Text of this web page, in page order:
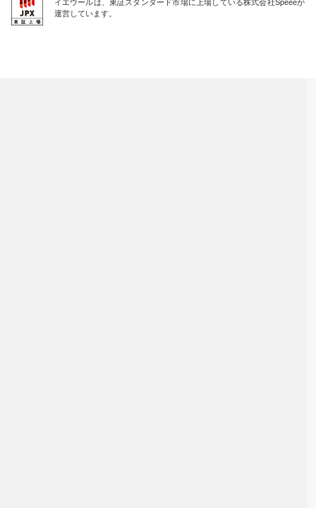
イエウールは、東証スタンダード市場に上場している株式会社Speeeが
運営しています。